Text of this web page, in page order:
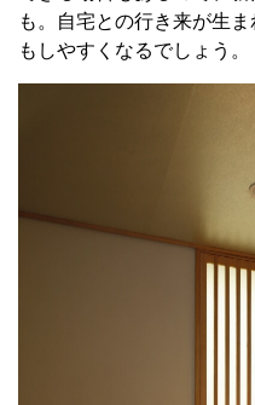
も。自宅との行き来が生
もしやすくなるでしょう。